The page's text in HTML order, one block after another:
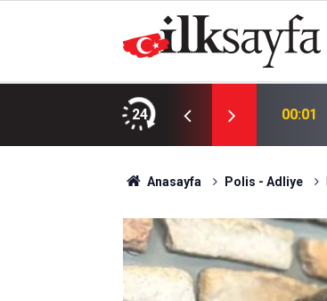
24
Heimlich manevrasıyla kurtarıldı 00:01
Anasayfa Polis - Adliye